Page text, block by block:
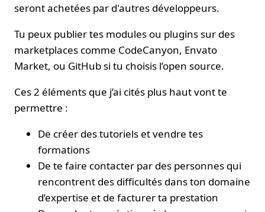
seront achetées par d'autres développeurs.
Tu peux publier tes modules ou plugins sur des
marketplaces comme CodeCanyon, Envato
Market, ou GitHub si tu choisis l’open source.
Ces 2 éléments que j’ai cités plus haut vont te
permettre :
De créer des tutoriels et vendre tes
formations
De te faire contacter par des personnes qui
rencontrent des difficultés dans ton domaine
d’expertise et de facturer ta prestation